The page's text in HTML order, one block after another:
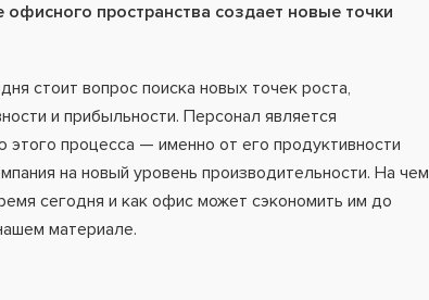
офисного пространства создает новые точки
стоит вопрос поиска новых точек роста,
и прибыльности. Персонал является
процесса — именно от его продуктивности
на новый уровень производительности. На чем
сегодня и как офис может сэкономить им до
материале.